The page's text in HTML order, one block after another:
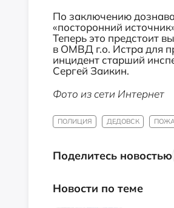
По заключению
«посторонний
Теперь это предстоит
в ОМВД г.о. Истра для
инцидент старший
Сергей Заикин.
Фото из сети Интернет
ПОЛИЦИЯ ДЕДОВСК
Поделитесь новостью
Новости по теме